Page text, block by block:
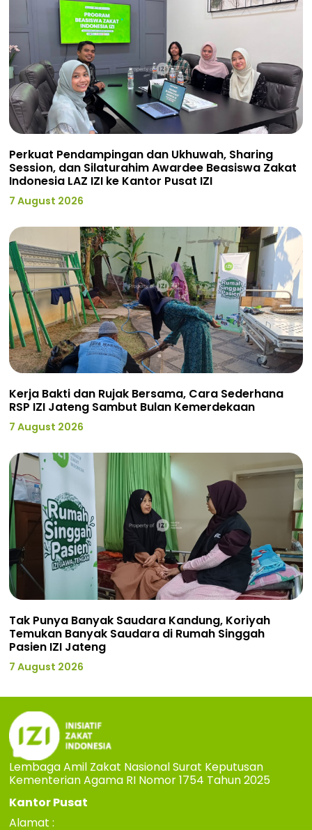
Perkuat Pendampingan dan Ukhuwah, Sharing
Session, dan Silaturahim Awardee Beasiswa Zakat
Indonesia LAZ IZI ke Kantor Pusat IZI
7 August 2026
Kerja Bakti dan Rujak Bersama, Cara Sederhana
RSP IZI Jateng Sambut Bulan Kemerdekaan
7 August 2026
Tak Punya Banyak Saudara Kandung, Koriyah
Temukan Banyak Saudara di Rumah Singgah
Pasien IZI Jateng
7 August 2026
Lembaga Amil Zakat Nasional Surat Keputusan
Kementerian Agama RI Nomor 1754 Tahun 2025
Kantor Pusat
Alamat :